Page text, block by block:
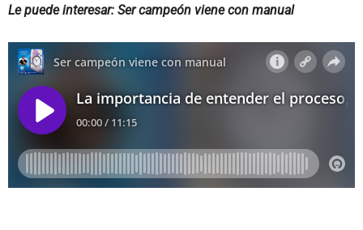
Le puede interesar: Ser campeón viene con manual